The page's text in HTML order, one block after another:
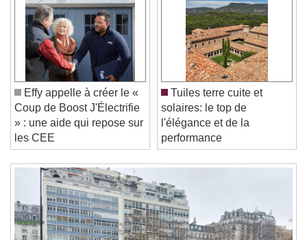
Video Player is loading.
Play Video
Play
Skip Backward
Skip Forward
Unmute
Current Time0:00
/
Duration -:-
Loaded
Stream TypeLIVE
Seek to live, currently behind liveLIVE
Remaining Time-0:00
1x
Playback Rate
Effy appelle à créer le «
Coup de Boost J'Électrifie
» : une aide qui repose sur
les CEE
Tuiles terre cuite et
solaires: le top de
l'élégance et de la
performance